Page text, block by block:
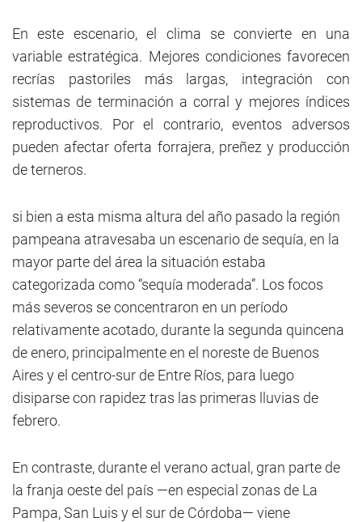
En este escenario, el clima se convierte en una
variable estratégica. Mejores condiciones favorecen
recrías pastoriles más largas, integración con
sistemas de terminación a corral y mejores índices
reproductivos. Por el contrario, eventos adversos
pueden afectar oferta forrajera, preñez y producción
de terneros.
si bien a esta misma altura del año pasado la región
pampeana atravesaba un escenario de sequía, en la
mayor parte del área la situación estaba
categorizada como “sequía moderada”. Los focos
más severos se concentraron en un período
relativamente acotado, durante la segunda quincena
de enero, principalmente en el noreste de Buenos
Aires y el centro-sur de Entre Ríos, para luego
disiparse con rapidez tras las primeras lluvias de
febrero.
En contraste, durante el verano actual, gran parte de
la franja oeste del país —en especial zonas de La
Pampa, San Luis y el sur de Córdoba— viene